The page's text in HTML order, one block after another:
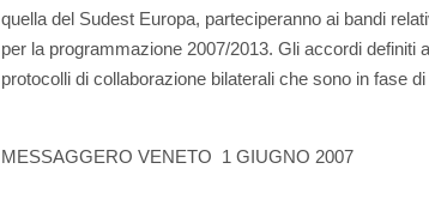
quella del Sudest Europa, parteciperanno ai bandi
per la programmazione 2007/2013. Gli accordi definiti
protocolli di collaborazione bilaterali che sono in fase di
MESSAGGERO VENETO  1 GIUGNO 2007